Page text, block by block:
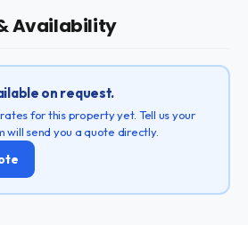
Availability
on request.
for this property yet. Tell us your
will send you a quote directly.